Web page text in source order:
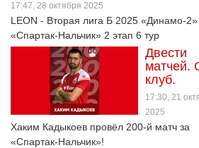
17:47, 28 октября 2025
LEON - Вторая лига Б 2025 «Динамо-2»
«Спартак-Нальчик» 2 этап 6 тур
Двести
матчей.
клуб.
17:30, 21
2025
Хаким Кадыкоев провёл 200-й матч за
«Спартак-Нальчик»!